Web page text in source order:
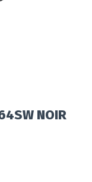
NOIR